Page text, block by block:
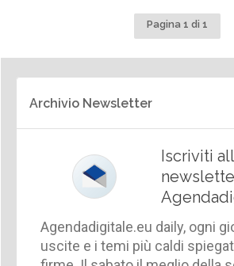
Pagina 1 di 1
Archivio Newsletter
Iscriviti
Agendadigitale.eu daily, ogni
uscite e i temi più caldi